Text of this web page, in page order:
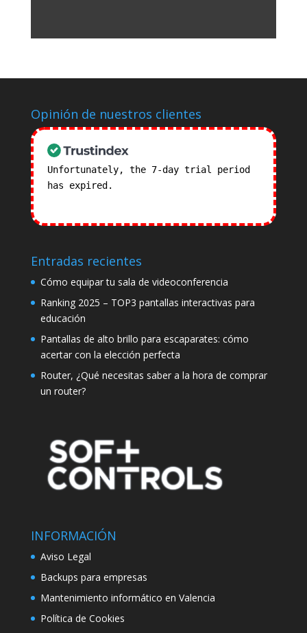
Opinión de nuestros clientes
Unfortunately, the 7-day trial period
has expired.
Entradas recientes
Cómo equipar tu sala de videoconferencia
Ranking 2025 – TOP3 pantallas interactivas para
educación
Pantallas de alto brillo para escaparates: cómo
acertar con la elección perfecta
Router, ¿Qué necesitas saber a la hora de comprar
un router?
INFORMACIÓN
Aviso Legal
Backups para empresas
Mantenimiento informático en Valencia
Política de Cookies